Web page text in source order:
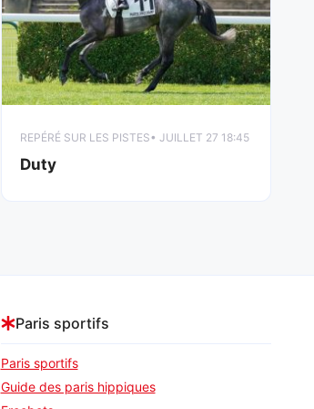
REPÉRÉ SUR LES PISTES• JUILLET 27 18:45
Duty
Paris sportifs
Paris sportifs
Guide des paris hippiques